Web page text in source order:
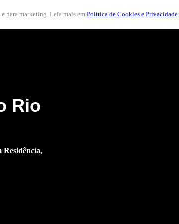
para marketing. Leia mais em Política de Cookies e Privacidade.
Rio
Residência,